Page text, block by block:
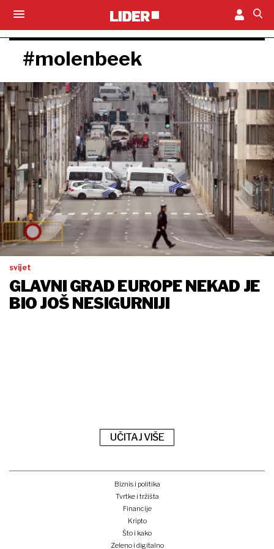
#molenbeek
svijet
GLAVNI GRAD EUROPE NEKAD JE
BIO JOŠ NESIGURNIJI
UČITAJ VIŠE
Biznis i politika
Tvrtke i tržišta
Financije
Kripto
Što i kako
Zeleno i digitalno